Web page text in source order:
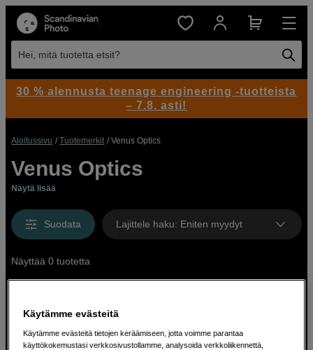
Hei, mitä tuotetta etsit?
Aloitussivu Tuotemerkit Venus Optics
Venus Optics
Näytä lisää
Suodata Lajittele haku: Eniten myydyt
Näyttää 0 tuotetta
30 % alennusta teenage engineering -tuotteista
– 7.8. asti!
Käytämme evästeitä
Käytämme evästeitä tietojen keräämiseen, jotta voimme parantaa
käyttökokemustasi verkkosivustollamme, analysoida verkkoliikennettä,